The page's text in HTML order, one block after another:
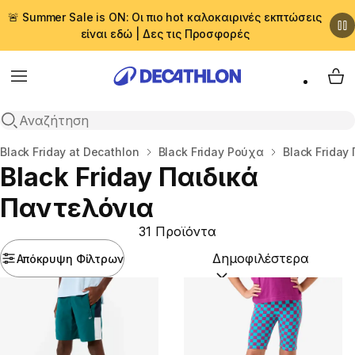
🚨 Summer Sale is ON: Οι πιο hot καλοκαιρινές εκπτώσεις
είναι εδώ | Δες τις Προσφορές
Menu
Αναζήτηση
My
Αρχική σελίδα
Black Friday at Decathlon Black Friday Ρούχα Black Friday
Black Friday Παιδικά
Παντελόνια
Απόκρυψη Φίλτρων
31 Προϊόντα
Ταξινόμηση κατά: